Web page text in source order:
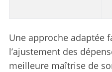
Une approche adaptée
l’ajustement des
meilleure maîtrise de